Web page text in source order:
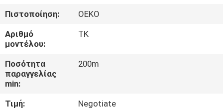
ΓΎΡΟΣ
ΕΡΓΟΣΤΑΣΊΩΝ
ΠΟΙΟΤΙΚΌΣ
ΈΛΕΓΧΟΣ
Πιστοποίηση:
OEKO
Αριθμό
μοντέλου:
TK
Ποσότητα
παραγγελίας
min:
200m
Τιμή:
Negotiate